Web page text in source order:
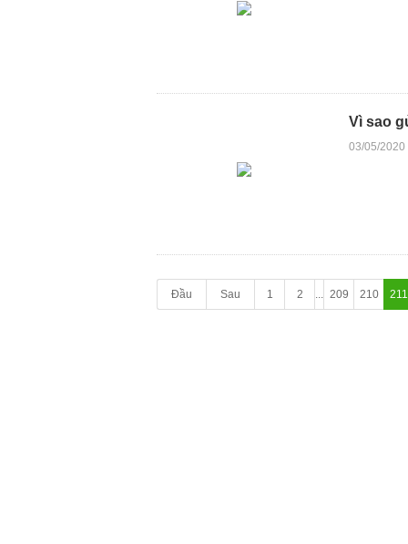
Vì sao
03/05/2020
Đầu Sau 1 2 ... 209 210 211